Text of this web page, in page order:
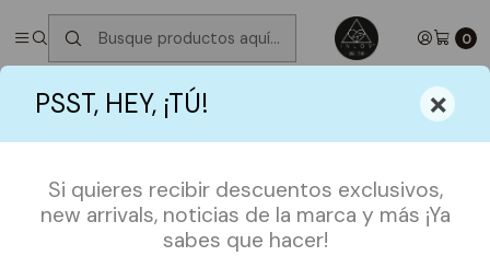
PSST, HEY, ¡TÚ! ×
Si quieres recibir descuentos exclusivos,
new arrivals, noticias de la marca y más ¡Ya
sabes que hacer!
0
✮ ⋆ ˚｡𖦹 ⋆｡°✩Próximos Despachos martes 11 de Agosto
⋆｡°✩
SHOP BY FANDOMS
Totebag Gilmore Girls / Star Hollow